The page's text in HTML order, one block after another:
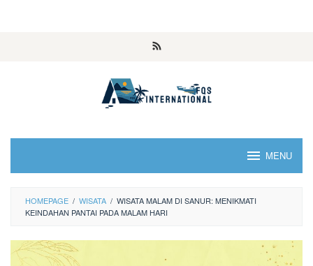
MENU
HOMEPAGE / WISATA / WISATA MALAM DI SANUR: MENIKMATI
KEINDAHAN PANTAI PADA MALAM HARI